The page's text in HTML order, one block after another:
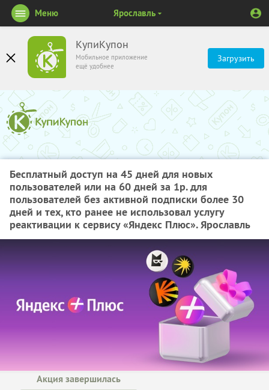
КупиКупон
Мобильное приложение
ещё удобнее
Загрузить
Меню Ярославль
Бесплатный доступ на 45 дней для новых
пользователей или на 60 дней за 1р. для
пользователей без активной подписки более 30
дней и тех, кто ранее не использовал услугу
реактивации к сервису «Яндекс Плюс». Ярославль
Акция завершилась